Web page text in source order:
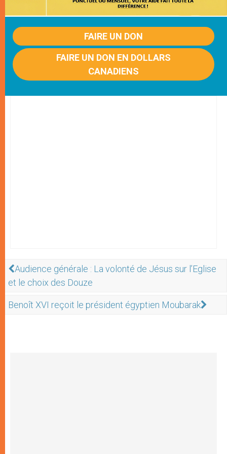
FAIRE UN DON
FAIRE UN DON EN DOLLARS
CANADIENS
Audience générale : La volonté de Jésus sur l’Eglise
et le choix des Douze
Benoît XVI reçoit le président égyptien Moubarak